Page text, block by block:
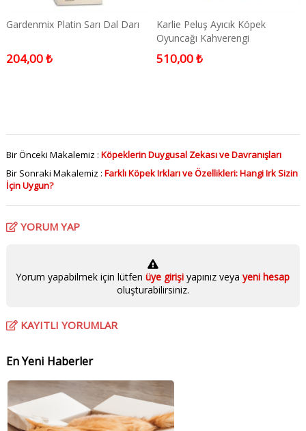
Gardenmix Platin Sarı Dal Darı
204,00 ₺
Karlie Peluş Ayıcık Köpek
Oyuncağı Kahverengi
510,00 ₺
Bir Önceki Makalemiz : Köpeklerin Duygusal Zekası ve Davranışları
Bir Sonraki Makalemiz : Farklı Köpek Irkları ve Özellikleri: Hangi Irk Sizin
İçin Uygun?
YORUM YAP
Yorum yapabilmek için lütfenüye girişiyapınız veya yeni hesap
oluşturabilirsiniz.
KAYITLI YORUMLAR
En Yeni Haberler